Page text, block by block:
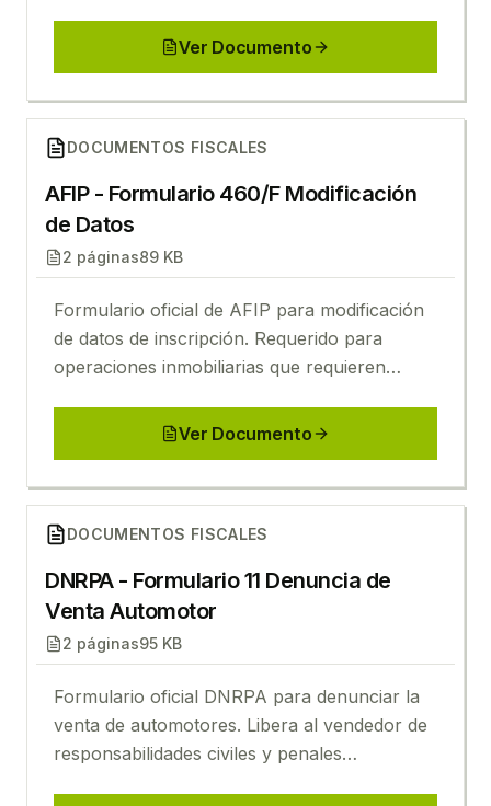
Ver Documento
VerAFIP - Formulario 460/F Modificación de Datos
DOCUMENTOS FISCALES
AFIP - Formulario 460/F Modificación
de Datos
2 páginas89 KB
Formulario oficial de AFIP para modificación
de datos de inscripción. Requerido para
operaciones inmobiliarias que requieren
Ver Documento
VerDNRPA - Formulario 11 Denuncia de Venta
DOCUMENTOS FISCALES
DNRPA - Formulario 11 Denuncia de
Venta Automotor
2 páginas95 KB
Formulario oficial DNRPA para denunciar la
venta de automotores. Libera al vendedor de
responsabilidades civiles y penales